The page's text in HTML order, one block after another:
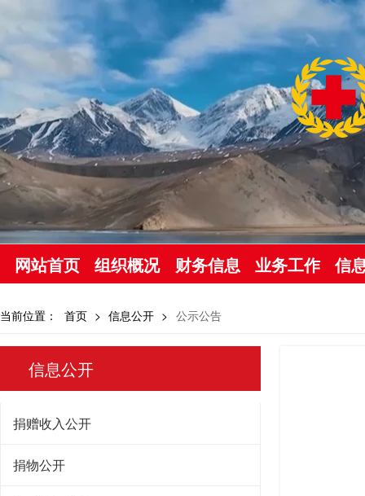
网站首页 组织概况 财务信息 业务工作 信
当前位置： 首页 > 信息公开 > 公示公告
信息公开
捐赠收入公开
捐物公开